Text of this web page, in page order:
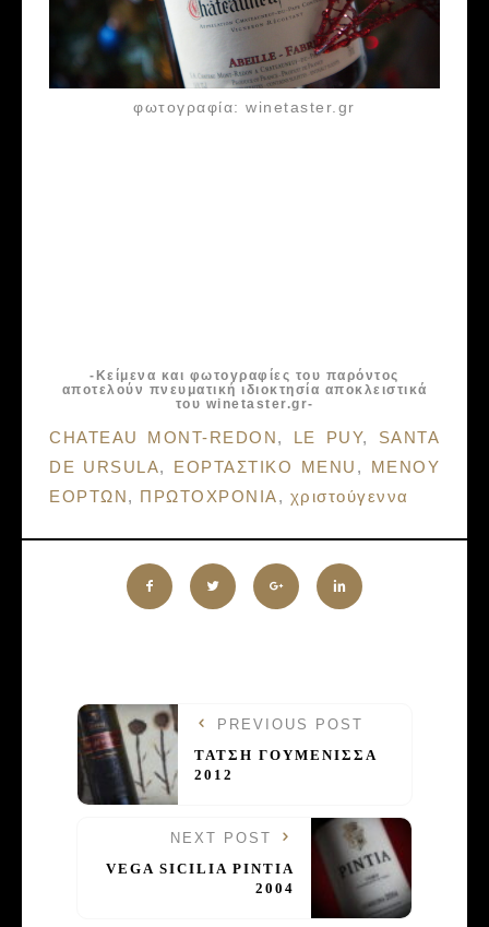
φωτογραφία: winetaster.gr
-Κείμενα και φωτογραφίες του παρόντος
αποτελούν πνευματική ιδιοκτησία αποκλειστικά
του winetaster.gr-
Tags:
CHATEAU MONT-REDON, LE PUY, SANTA
DE URSULA, ΕΟΡΤΑΣΤΙΚΟ MENU , ΜΕΝΟΥ
ΕΟΡΤΩΝ, ΠΡΩΤΟΧΡΟΝΙΑ, χριστούγεννα
PREVIOUS POST
ΤΑΤΣΗ ΓΟΥΜΕΝΙΣΣΑ
2012
NEXT POST
VEGA SICILIA PINTIA
2004